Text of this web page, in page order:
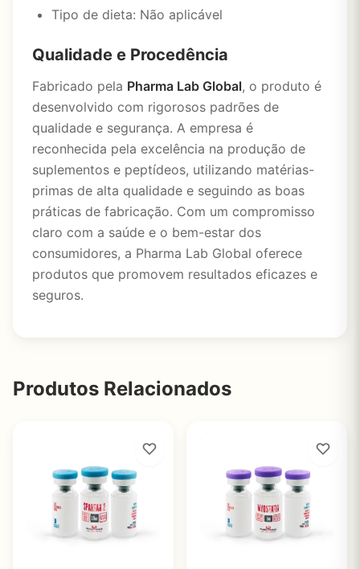
Tipo de dieta: Não aplicável
Qualidade e Procedência
Fabricado pela Pharma Lab Global, o produto é
desenvolvido com rigorosos padrões de
qualidade e segurança. A empresa é
reconhecida pela excelência na produção de
suplementos e peptídeos, utilizando matérias-
primas de alta qualidade e seguindo as boas
práticas de fabricação. Com um compromisso
claro com a saúde e o bem-estar dos
consumidores, a Pharma Lab Global oferece
produtos que promovem resultados eficazes e
seguros.
Produtos Relacionados